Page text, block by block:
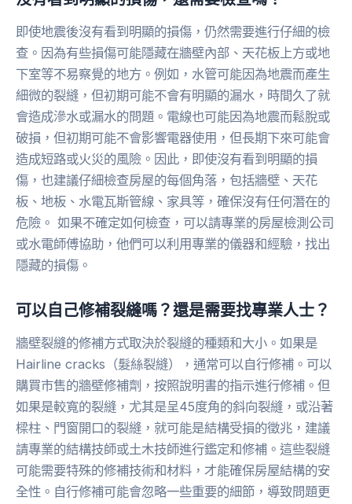
即使地震後沒有看到明顯的損傷，仍然需要進行仔細的檢
查。因為有些損傷可能隱藏在牆壁內部、天花板上方或地
下室等不易察覺的地方。例如，水管可能因為地震而產生
細微的裂縫，但初期可能不會有明顯的漏水，時間久了就
會造成滲水或漏水的問題。電線也可能因為地震而鬆脫或
破損，但初期可能不會影響電器使用，但長期下來可能會
造成短路或火災的風險。因此，即使沒有看到明顯的損
傷，也建議仔細檢查房屋的每個角落，包括牆壁、天花
板、地板、水電瓦斯管線、家具等，確保沒有任何潛在的
危險。 如果不確定如何檢查，可以請專業的房屋檢測公司
或水電師傅協助，他們可以利用專業的儀器和經驗，找出
隱藏的損傷。
可以自己修補裂縫嗎？還是需要找專業人士？
牆壁裂縫的修補方式取決於裂縫的種類和大小。如果是
Hairline cracks（髮絲裂縫），通常可以自行修補。可以
購買市售的牆壁修補劑，按照說明書的指示進行修補。但
如果是較寬的裂縫，尤其是呈45度角的斜向裂縫，或沿著
樑柱、門窗開口的裂縫，就可能是結構受損的徵兆，建議
請專業的結構技師或土木技師進行鑑定和修補。這些裂縫
可能需要特殊的修補技術和材料，才能確保房屋結構的安
全性。自行修補可能會忽略一些重要的細節，導致問題更